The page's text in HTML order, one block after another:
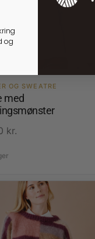
OG SWEATRE
med
kr.
og